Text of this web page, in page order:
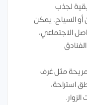
لجذب
أو السياح. يمكن
الاجتماعي،
مريحة مثل غرف
استراحة،